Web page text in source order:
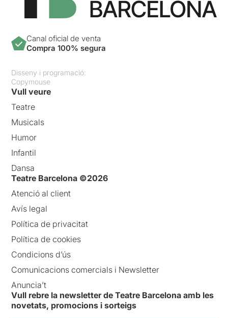
Canal oficial de venta
Compra 100% segura
Disseny i programació:
Copymouse
Vull veure
Teatre
Musicals
Humor
Infantil
Dansa
Teatre Barcelona ©2026
Atenció al client
Avís legal
Política de privacitat
Política de cookies
Condicions d’ús
Comunicacions comercials i Newsletter
Anuncia’t
Vull rebre la newsletter de Teatre Barcelona amb les
novetats, promocions i sorteigs